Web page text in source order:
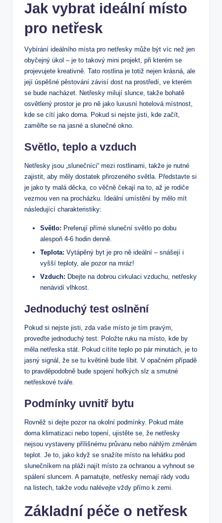
Jak vybrat ideální místo
pro netřesk
Vybírání ideálního místa pro netřesky může být víc než jen
obyčejný úkol – je to takový mini projekt, při kterém se
projevujete kreativně. Tato rostlina je totiž nejen krásná, ale
její úspěšné pěstování závisí dost na prostředí, ve kterém
se bude nacházet. Netřesky milují slunce, takže bohatě
osvětlený prostor je pro ně jako luxusní hotelová místnost,
kde se cítí jako doma. Pokud si nejste jisti, kde začít,
zaměřte se na jasné a slunečné okno.
Světlo, teplo a vzduch
Netřesky jsou „slunečníci“ mezi rostlinami, takže je nutné
zajistit, aby měly dostatek přirozeného světla. Představte si
je jako ty malá děcka, co věčně čekají na to, až je rodiče
vezmou ven na procházku. Ideální umístění by mělo mít
následující charakteristiky:
Světlo: Preferují přímé sluneční světlo po dobu
alespoň 4-6 hodin denně.
Teplota: Vytápěný byt je pro ně ideální – snášejí i
vyšší teploty, ale pozor na mráz!
Vzduch: Dbejte na dobrou cirkulaci vzduchu, netřesky
nenávidí vlhkost.
Jednoduchý test oslnění
Pokud si nejste jisti, zda vaše místo je tím pravým,
proveďte jednoduchý test. Položte ruku na místo, kde by
měla netřeska stát. Pokud cítíte teplo po pár minutách, je to
jasný signál, že se tu květině bude líbit. V opačném případě
to pravděpodobně bude spojení hořkých slz a smutné
netřeskové tváře.
Podmínky uvnitř bytu
Rovněž si dejte pozor na okolní podmínky. Pokud máte
doma klimatizaci nebo topení, ujistěte se, že netřesky
nejsou vystaveny přílišnému průvanu nebo náhlým změnám
teplot. Je to, jako když se snažíte místo na lehátku pod
slunečníkem na pláži najít místo za ochranou a vyhnout se
spálení sluncem. A pamatujte, netřesky nemají rády vodu
na listech, takže vodu nalévejte vždy přímo k zemi.
Základní péče o netřesk